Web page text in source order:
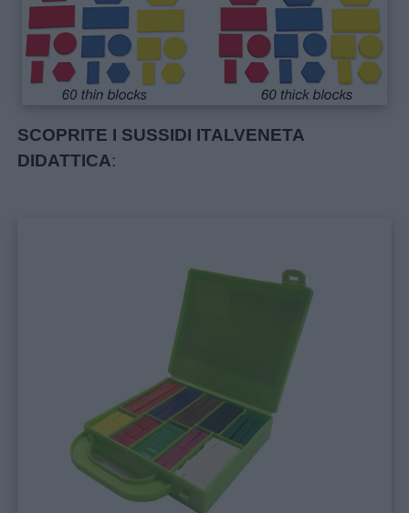
Buongiorno
Buonanotte
Auguri
SCOPRITE I SUSSIDI ITALVENETA
DIDATTICA: